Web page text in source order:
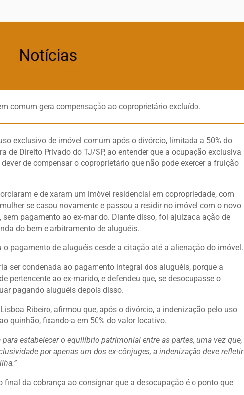
comum gera compensação ao coproprietário excluído.
exclusivo de imóvel comum após o divórcio, limitada a 50% do
de Direito Privado do TJ/SP, ao entender que a ocupação exclusiva
de compensar o coproprietário que não pode exercer a fruição
e deixaram um imóvel residencial em copropriedade, com
se casou novamente e passou a residir no imóvel com o novo
pagamento ao ex-marido. Diante disso, foi ajuizada ação de
do bem e arbitramento de aluguéis.
o pagamento de aluguéis desde a citação até a alienação do imóvel.
ser condenada ao pagamento integral dos aluguéis, porque a
pertencente ao ex-marido, e defendeu que, se desocupasse o
pagando aluguéis depois disso.
Ribeiro, afirmou que, após o divórcio, a indenização pelo uso
quinhão, fixando-a em 50% do valor locativo.
estabelecer o equilíbrio patrimonial entre as partes, uma vez que,
por apenas um dos ex-cônjuges, a indenização deve refletir
da cobrança ao consignar que a desocupação é o ponto que